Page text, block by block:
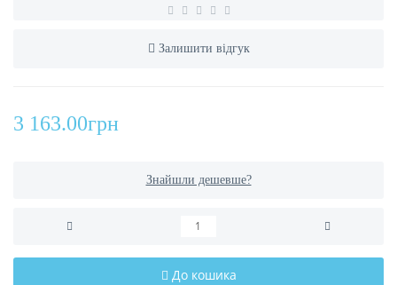
Залишити відгук
3 163.00грн
Знайшли дешевше?
До кошика